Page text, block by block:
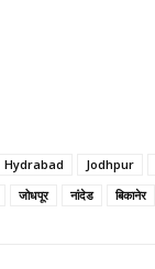
Hydrabad Jodhpur
जोधपूर नांदेड बिकानेर